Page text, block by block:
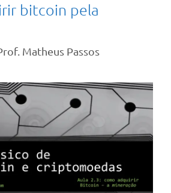
bitcoin pela
Matheus Passos